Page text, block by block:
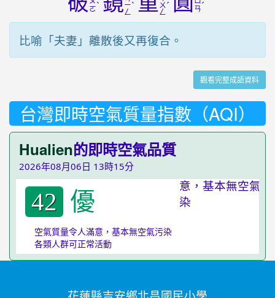
ㄛˋ ㄧ
ㄥ
ˋ ㄨ
ㄥ
ˊ
ㄢˊ
比喻「夫妻」離散後又再復合。
觀看完整成語資料
台灣即時空氣質量指數（AQI）
Hualien的即時空氣品質
2026年08月06日 13時15分
42 優
空氣質量令人滿意，基本無空氣污染
各類人群可正常活動